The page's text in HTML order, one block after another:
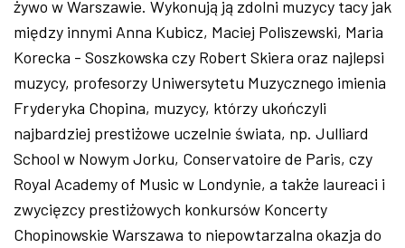
żywo w Warszawie. Wykonują ją zdolni muzycy tacy jak
między innymi Anna Kubicz, Maciej Poliszewski, Maria
Korecka - Soszkowska czy Robert Skiera oraz najlepsi
muzycy, profesorzy Uniwersytetu Muzycznego imienia
Fryderyka Chopina, muzycy, którzy ukończyli
najbardziej prestiżowe uczelnie świata, np. Julliard
School w Nowym Jorku, Conservatoire de Paris, czy
Royal Academy of Music w Londynie, a także laureaci i
zwycięzcy prestiżowych konkursów Koncerty
Chopinowskie Warszawa to niepowtarzalna okazja do